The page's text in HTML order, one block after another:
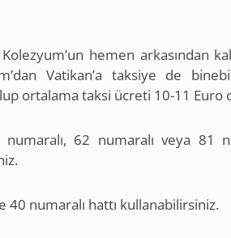
hemen arkasından
Vatikan’a taksiye de
ortalama taksi ücreti 10-11 Euro
numaralı, 62 numaralı veya 81
40 numaralı hattı kullanabilirsiniz.